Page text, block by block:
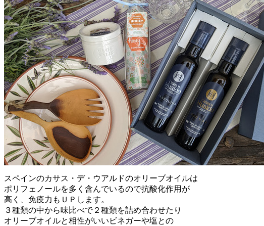
スペインのカサス・デ・ウアルドのオリーブオイルは
ポリフェノールを多く含んでいるので抗酸化作用が
高く、免疫力もＵＰします。
３種類の中から味比べで２種類を詰め合わせたり
オリーブオイルと相性がいいビネガーや塩との